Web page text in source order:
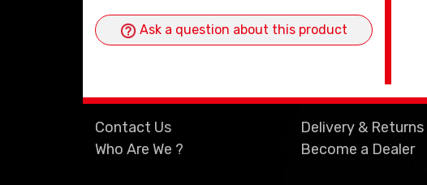
Ask a question about this product
Contact Us
Who Are We ?
Delivery & Returns
Become a Dealer